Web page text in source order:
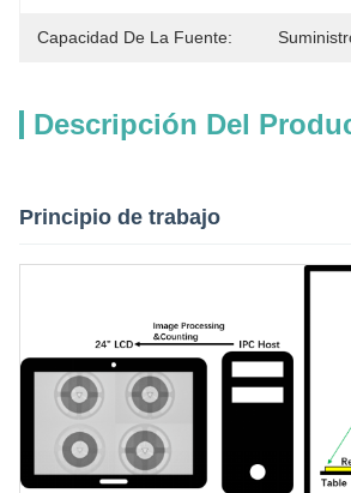
Capacidad De La Fuente:
Descripción Del
Principio de trabajo